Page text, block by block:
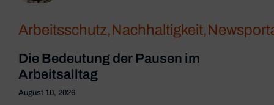
Arbeitsschutz,Nachhaltigkeit,
Die Bedeutung der Pausen im
Arbeitsalltag
August 10, 2026